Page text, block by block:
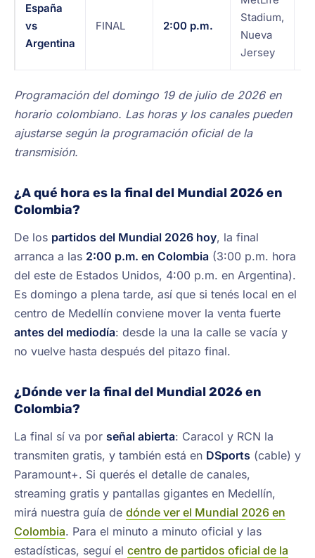
España
vs
Argentina
FINAL 2:00 p.m.
Stadium,
Nueva
Jersey
Programación del domingo 19 de julio de 2026 en
horario colombiano. Las horas y los canales pueden
ajustarse según la programación oficial de la
transmisión.
¿A qué hora es la final del Mundial 2026 en
Colombia?
De los partidos del Mundial 2026 hoy, la final
arranca a las 2:00 p.m. en Colombia (3:00 p.m. hora
del este de Estados Unidos, 4:00 p.m. en Argentina).
Es domingo a plena tarde, así que si tenés local en el
centro de Medellín conviene mover la venta fuerte
antes del mediodía: desde la una la calle se vacía y
no vuelve hasta después del pitazo final.
¿Dónde ver la final del Mundial 2026 en
Colombia?
La final sí va por señal abierta: Caracol y RCN la
transmiten gratis, y también está en DSports (cable) y
Paramount+. Si querés el detalle de canales,
streaming gratis y pantallas gigantes en Medellín,
mirá nuestra guía de dónde ver el Mundial 2026 en
Colombia. Para el minuto a minuto oficial y las
estadísticas, seguí el centro de partidos oficial de la